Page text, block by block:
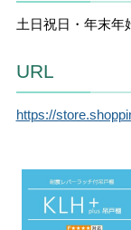
土日祝日・年末年
URL
https://